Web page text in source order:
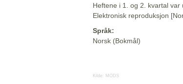
Heftene i 1. og 2. kvartal
Elektronisk reproduksjon
Språk:
Norsk (Bokmål)
Kilde: MODS